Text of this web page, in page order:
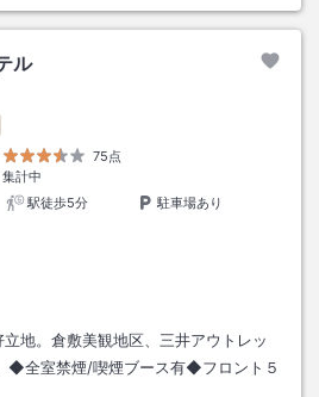
ル
75点
集計中
駅徒歩5分
駐車場あり
地。倉敷美観地区、三井アウトレッ
◆全室禁煙/喫煙ブース有◆フロント５